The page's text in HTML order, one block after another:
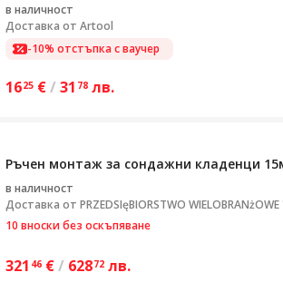
в наличност
Доставка от Artool
-10% отстъпка с ваучер
1625 €/ 31 78 лв.
Ръчен монтаж за сондажни кладенци
в наличност
Доставка от PRZEDSIęBIORSTWO
10 вноски без оскъпяване
321 46 €/ 62872 лв.